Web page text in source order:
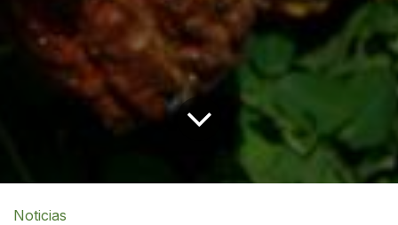
Noticias